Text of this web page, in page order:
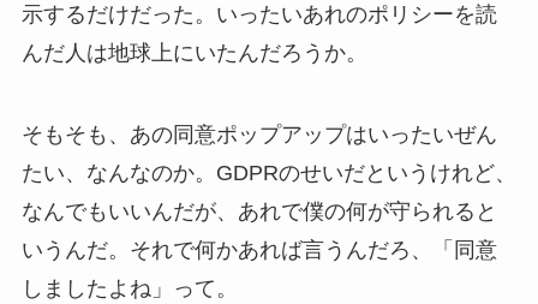
示するだけだった。いったいあれのポリシーを読
んだ人は地球上にいたんだろうか。
そもそも、あの同意ポップアップはいったいぜん
たい、なんなのか。GDPRのせいだというけれど、
なんでもいいんだが、あれで僕の何が守られると
いうんだ。それで何かあれば言うんだろ、「同意
しましたよね」って。